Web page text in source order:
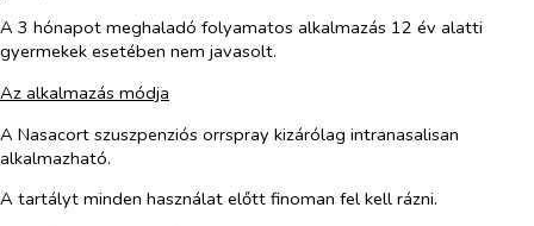
A 3 hónapot meghaladó folyamatos alkalmazás 12 év alatti
gyermekek esetében nem javasolt.
Az alkalmazás módja
A Nasacort szuszpenziós orrspray kizárólag intranasalisan
alkalmazható.
A tartályt minden használat előtt finoman fel kell rázni.